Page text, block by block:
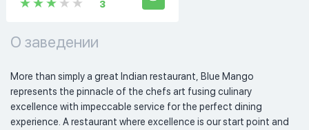
3
О заведении
More than simply a great Indian restaurant, Blue Mango
represents the pinnacle of the chefs art fusing culinary
excellence with impeccable service for the perfect dining
experience. A restaurant where excellence is our start point and